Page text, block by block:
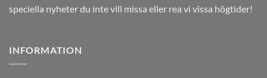
speciella nyheter du inte vill missa eller rea vi vissa högtider!
INFORMATION